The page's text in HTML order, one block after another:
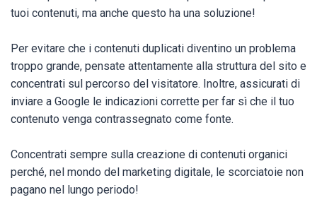
tuoi contenuti, ma anche questo ha una soluzione!
Per evitare che i contenuti duplicati diventino un problema
troppo grande, pensate attentamente alla struttura del sito e
concentrati sul percorso del visitatore. Inoltre, assicurati di
inviare a Google le indicazioni corrette per far sì che il tuo
contenuto venga contrassegnato come fonte.
Concentrati sempre sulla creazione di contenuti organici
perché, nel mondo del marketing digitale, le scorciatoie non
pagano nel lungo periodo!